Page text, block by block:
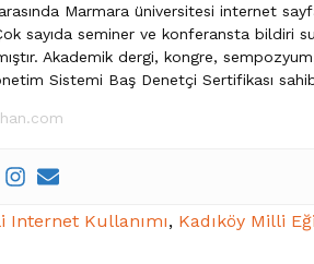
arasında Marmara üniversitesi internet
sayıda seminer ve konferansta bildiri
Akademik dergi, kongre,
Sistemi Baş Denetçi Sertifikası
Internet Kullanımı, Kadıköy Milli